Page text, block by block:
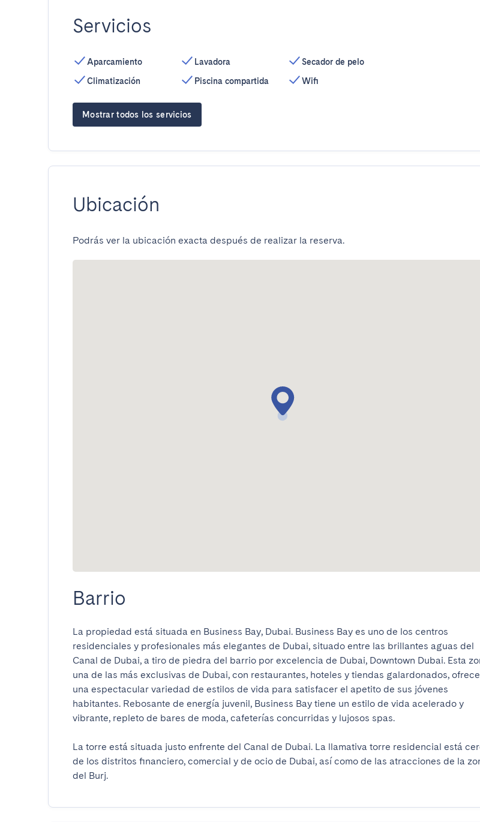
Servicios
Aparcamiento
Climatización
Lavadora
Piscina compartida
Secador de pelo
Wifi
Mostrar todos los servicios
Ubicación
Podrás ver la ubicación exacta después de realizar la reserva.
Barrio
La propiedad está situada en Business Bay, Dubai. Business Bay es uno de los centros
residenciales y profesionales más elegantes de Dubai, situado entre las brillantes aguas del
Canal de Dubai, a tiro de piedra del barrio por excelencia de Dubai, Downtown Dubai. Esta
una de las más exclusivas de Dubai, con restaurantes, hoteles y tiendas galardonados, ofrece
una espectacular variedad de estilos de vida para satisfacer el apetito de sus jóvenes
habitantes. Rebosante de energía juvenil, Business Bay tiene un estilo de vida acelerado y
vibrante, repleto de bares de moda, cafeterías concurridas y lujosos spas.
La torre está situada justo enfrente del Canal de Dubai. La llamativa torre residencial está
de los distritos financiero, comercial y de ocio de Dubai, así como de las atracciones de la
del Burj.